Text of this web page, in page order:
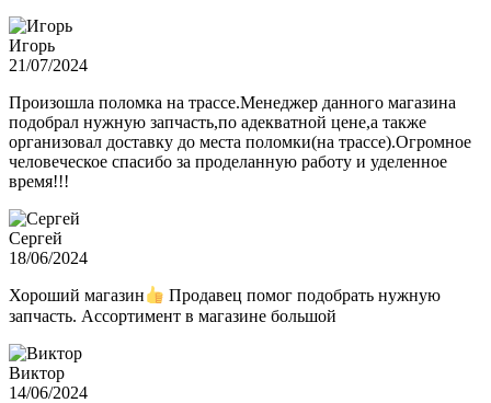
Игорь
21/07/2024
Произошла поломка на трассе.Менеджер данного магазина
подобрал нужную запчасть,по адекватной цене,а также
организовал доставку до места поломки(на трассе).Огромное
человеческое спасибо за проделанную работу и уделенное
время!!!
Сергей
18/06/2024
Хороший магазин
Продавец помог подобрать нужную
запчасть. Ассортимент в магазине большой
Виктор
14/06/2024